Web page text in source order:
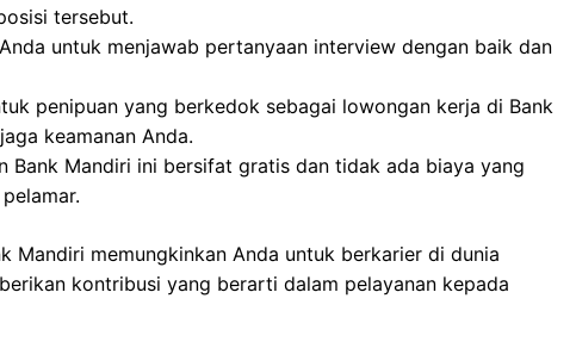
tersebut.
untuk menjawab pertanyaan interview dengan baik dan
penipuan yang berkedok sebagai lowongan kerja di Bank
keamanan Anda.
Bank Mandiri ini bersifat gratis dan tidak ada biaya yang
Mandiri memungkinkan Anda untuk berkarier di dunia
kontribusi yang berarti dalam pelayanan kepada